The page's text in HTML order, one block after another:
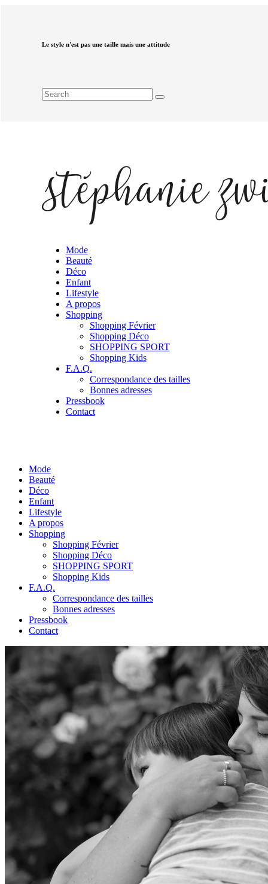
Le style n'est pas une taille mais une attitude
Mode
Beauté
Déco
Enfant
Lifestyle
A propos
Shopping
Shopping Février
Shopping Déco
SHOPPING SPORT
Shopping Kids
F.A.Q.
Correspondance des tailles
Bonnes adresses
Pressbook
Contact
Mode
Beauté
Déco
Enfant
Lifestyle
A propos
Shopping
Shopping Février
Shopping Déco
SHOPPING SPORT
Shopping Kids
F.A.Q.
Correspondance des tailles
Bonnes adresses
Pressbook
Contact